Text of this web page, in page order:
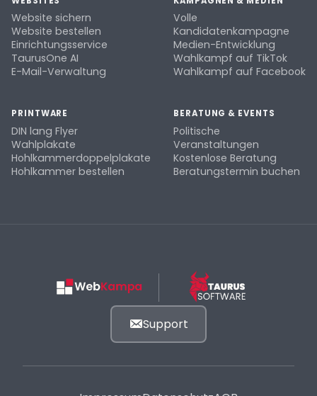
Website sichern
Website bestellen
Einrichtungsservice
TaurusOne AI
E-Mail-Verwaltung
Volle
Kandidatenkampagne
Medien-Entwicklung
Wahlkampf auf TikTok
Wahlkampf auf Facebook
PRINTWARE
DIN lang Flyer
Wahlplakate
Hohlkammerdoppelplakate
Hohlkammer bestellen
BERATUNG & EVENTS
Politische
Veranstaltungen
Kostenlose Beratung
Beratungstermin buchen
Support